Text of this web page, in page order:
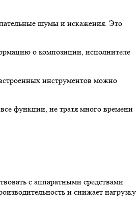
шумы и искажения. Это
о композиции, исполнителе
инструментов можно
функции, не тратя много времени
с аппаратными средствами
и снижает нагрузку